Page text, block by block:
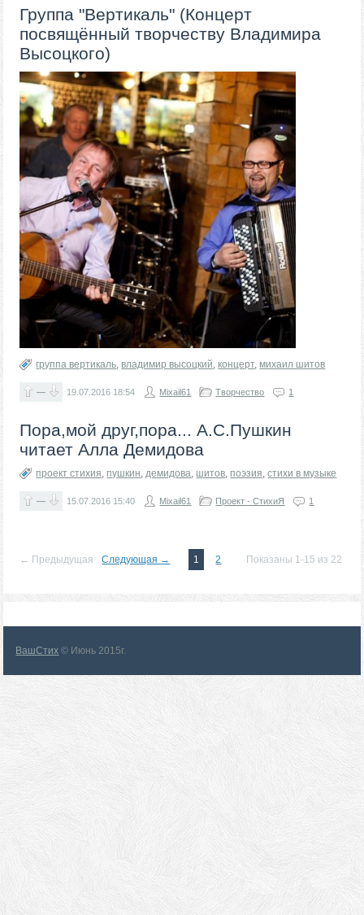
Группа "Вертикаль" (Концерт
посвящённый творчеству Владимира
Высоцкого)
группа вертикаль, владимир высоцкий,концерт, михаил шитов
— 19.07.2016 18:54 Mixail61 Творчество 1
Пора,мой друг,пора... А.С.Пушкин
читает Алла Демидова
проект стихия, пушкин,демидова, шитов, поэзия,стихи в музыке
— 15.07.2016 15:40 Mixail61 Проект - СтихиЯ 1
← Предыдущая Следующая → 1 2 Показаны 1-15 из 22
ВашСтих © Июнь 2015г.